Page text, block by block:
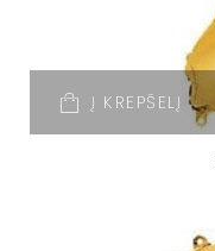
Į KREPŠELĮ